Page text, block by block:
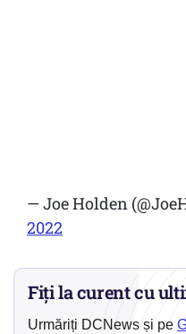
— Joe Holden
2022
Fiți la curent cu
Urmăriți DCNews și pe